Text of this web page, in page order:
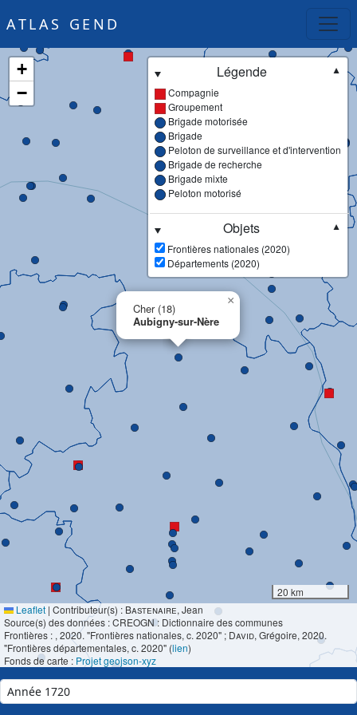
ATLAS GEND
Cher (18)
Aubigny-sur-Nère
×
+
−
Légende
▼
Compagnie
Groupement
Brigade motorisée
Brigade
Peloton de surveillance et d'intervention
Brigade de recherche
Brigade mixte
Peloton motorisé
Objets
▼
Frontières nationales (2020)
Départements (2020)
20 km
Leaflet | Contributeur(s) : Bastenaire, Jean
Source(s) des données : CREOGN : Dictionnaire des communes
Frontières : , 2020. "Frontières nationales, c. 2020" ; David, Grégoire, 2020.
"Frontières départementales, c. 2020" (lien)
Fonds de carte : Projet geojson-xyz